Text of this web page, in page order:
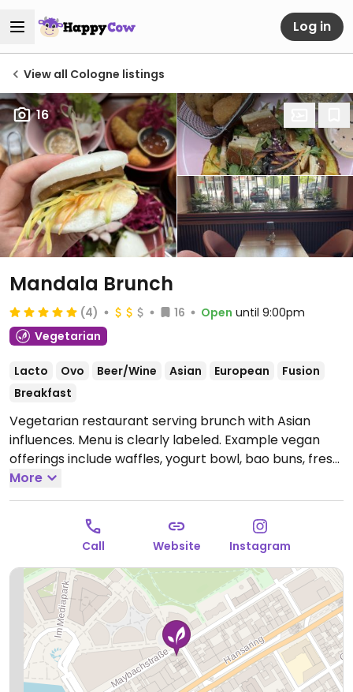
Log in
View all Cologne listings
16
Mandala Brunch
(4) 16 Open until 9:00pm
Vegetarian
Lacto Ovo Beer/Wine Asian European
Fusion
Breakfast
Vegetarian restaurant serving brunch with Asian
influences. Menu is clearly labeled. Example vegan
offerings include waffles, yogurt bowl, bao buns, fresh
rolls, curry, avocado toast and more.
09:30-21:00.Closed Mon.
More
Call Website Instagram